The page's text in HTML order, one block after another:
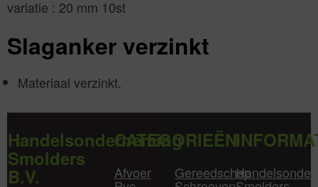
variatie : 20 mm 10st
Slaganker verzinkt
Materiaal verzinkt.
Handelsonderneming
Smolders
B.V.
CATEGORIEËN
Afvoer Gereedschap